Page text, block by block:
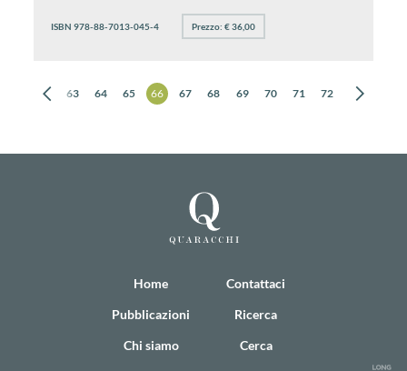
ISBN 978-88-7013-045-4 Prezzo: € 36,00
62 63 64 65 66 67 68 69 70 71 72 73
Home
Pubblicazioni
Chi siamo
Contattaci
Ricerca
Cerca